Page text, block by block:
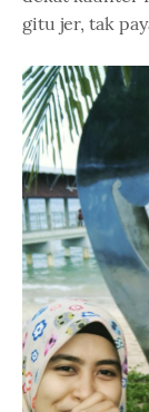
gitu jer, tak